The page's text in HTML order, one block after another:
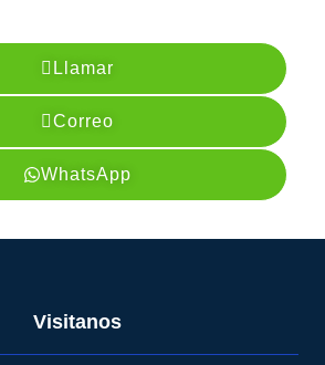
Llamar
Correo
WhatsApp
Visitanos